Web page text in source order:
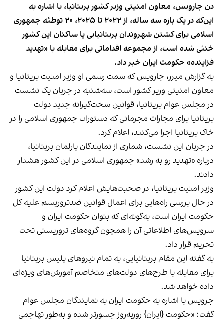
دن جارویس، معاون امنیتی وزیر کشور بریتانیا، با اشاره به
این‌که در یک بازه سه ساله، از ۲۰۲۲ تا ۲۰۲۵، ۲۰ توطئه جمهوری
اسلامی برای کشتن شهروندان بریتانیایی یا ساکنان این کشور
خنثی شده است، از مجموعه اقداماتی برای مقابله با «تهدید
فزاینده» حکومت ایران خبر داد.
به گزارش میرر، جارویس که سمت رسمی او وزیر امنیت بریتانیا و
معاون امنیتی وزیر کشور است، سه‌شنبه در جریان یک نشست
در مجلس عوام بریتانیا، قوانین سخت‌گیرانه جدید دولت
بریتانیا برای مجازات مجرمانی که دستورات جمهوری اسلامی را در
خاک بریتانیا اجرا می‌کنند، اعلام کرد.
در جریان این نشست، شماری از نمایندگان پارلمان بریتانیا،
درباره «تهدید رو به رشد» جمهوری اسلامی در این کشور هشدار
دادند.
وزیر امنیت بریتانیا، در صحبت‌هایش اعلام کرد دولت این کشور
در حال بررسی راه‌هایی برای اعمال قوانین ضدتروریسم علیه کل
حکومت ایران است، به‌گونه‌ای که بتوان حکومت ایران و
سرویس‌های اطلاعاتی آن را همچون گروه‌های تروریستی تحت
تحریم قرار داد.
به گفته این مقام بریتانیایی، به تمام نیروهای پلیس بریتانیا
برای مقابله با طرح‌های دولت‌های متخاصم آموزش‌های ویژه‌ای
داده خواهد شد.
جرویس با اشاره به حکومت ایران به نمایندگان مجلس عوام
گفت: «حکومت {ایران} روزبه‌روز جسورتر شده و به‌طور تهاجمی